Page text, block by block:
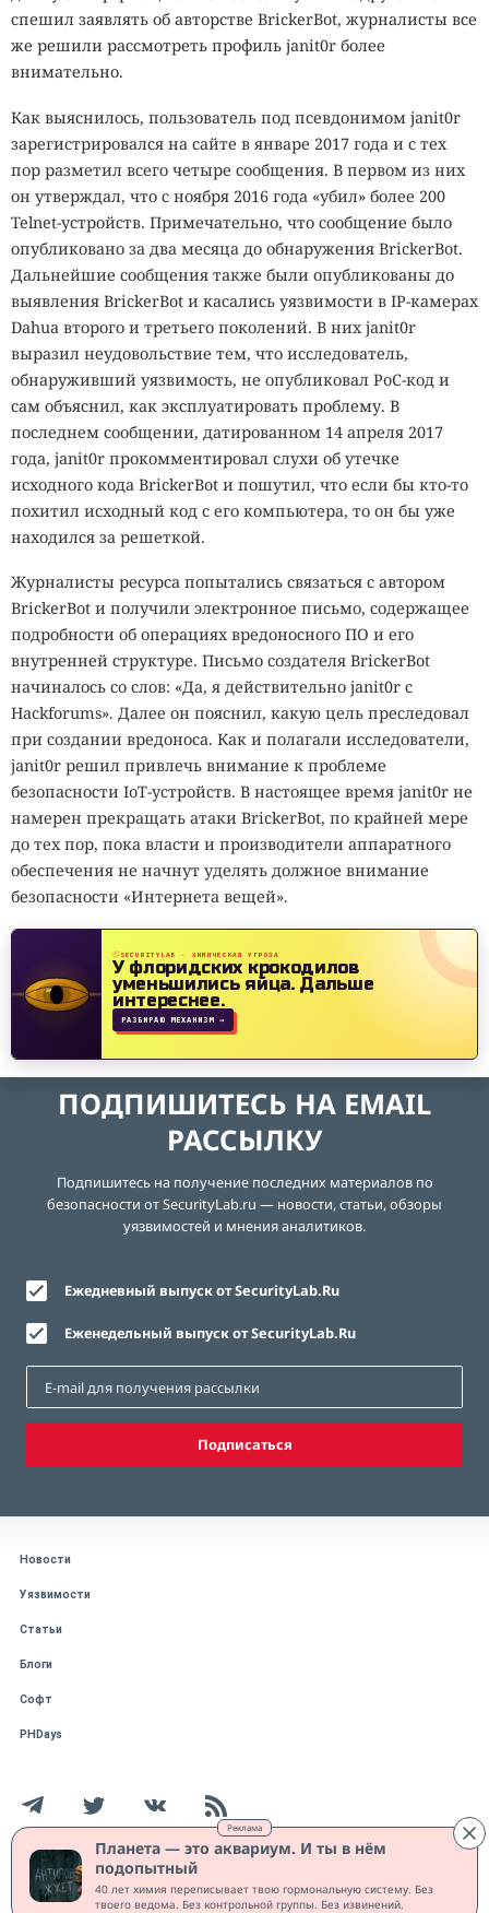
Реклама
Планета — это аквариум. И ты в нём
подопытный
40 лет химия переписывает твою гормональную систему. Без
твоего ведома. Без контрольной группы. Без извинений.
спешил заявлять об авторстве BrickerBot, журналисты все
же решили рассмотреть профиль janit0r более
внимательно.
Как выяснилось, пользователь под псевдонимом janit0r
зарегистрировался на сайте в январе 2017 года и с тех
пор разметил всего четыре сообщения. В первом из них
он утверждал, что с ноября 2016 года «убил» более 200
Telnet-устройств. Примечательно, что сообщение было
опубликовано за два месяца до обнаружения BrickerBot.
Дальнейшие сообщения также были опубликованы до
выявления BrickerBot и касались уязвимости в IP-камерах
Dahua второго и третьего поколений. В них janit0r
выразил неудовольствие тем, что исследователь,
обнаруживший уязвимость, не опубликовал PoC-код и
сам объяснил, как эксплуатировать проблему. В
последнем сообщении, датированном 14 апреля 2017
года, janit0r прокомментировал слухи об утечке
исходного кода BrickerBot и пошутил, что если бы кто-то
похитил исходный код с его компьютера, то он бы уже
находился за решеткой.
Журналисты ресурса попытались связаться с автором
BrickerBot и получили электронное письмо, содержащее
подробности об операциях вредоносного ПО и его
внутренней структуре. Письмо создателя BrickerBot
начиналось со слов: «Да, я действительно janit0r с
Hackforums». Далее он пояснил, какую цель преследовал
при создании вредоноса. Как и полагали исследователи,
janit0r решил привлечь внимание к проблеме
безопасности IoT-устройств. В настоящее время janit0r не
намерен прекращать атаки BrickerBot, по крайней мере
до тех пор, пока власти и производители аппаратного
обеспечения не начнут уделять должное внимание
безопасности «Интернета вещей».
SECURITYLAB · ХИМИЧЕСКАЯ УГРОЗА
У флоридских крокодилов
уменьшились яйца.Дальше
интереснее.
РАЗБИРАЮ МЕХАНИЗМ →
ПОДПИШИТЕСЬ НА EMAIL
РАССЫЛКУ
Подпишитесь на получение последних материалов по
безопасности от SecurityLab.ru — новости, статьи, обзоры
уязвимостей и мнения аналитиков.
Ежедневный выпуск от SecurityLab.Ru
Еженедельный выпуск от SecurityLab.Ru
Подписаться
Новости
Уязвимости
Статьи
Блоги
Софт
PHDays
Работает на CMS "1С-Битрикс: Управление сайтом"
Защищено CURATOR